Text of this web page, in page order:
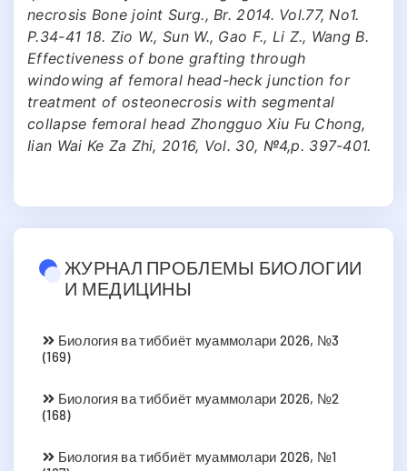
necrosis Bone joint Surg., Br. 2014. Vol.77, No1.
P.34-41 18. Zio W., Sun W., Gao F., Li Z., Wang B.
Effectiveness of bone grafting through
windowing af femoral head-heck junction for
treatment of osteonecrosis with segmental
collapse femoral head Zhongguo Xiu Fu Chong,
Iian Wai Ke Za Zhi, 2016, Vol. 30, №4,р. 397-401.
ЖУРНАЛ ПРОБЛЕМЫ БИОЛОГИИ
И МЕДИЦИНЫ
Биология ва тиббиёт муаммолари 2026, №3
(169)
Биология ва тиббиёт муаммолари 2026, №2
(168)
Биология ва тиббиёт муаммолари 2026, №1